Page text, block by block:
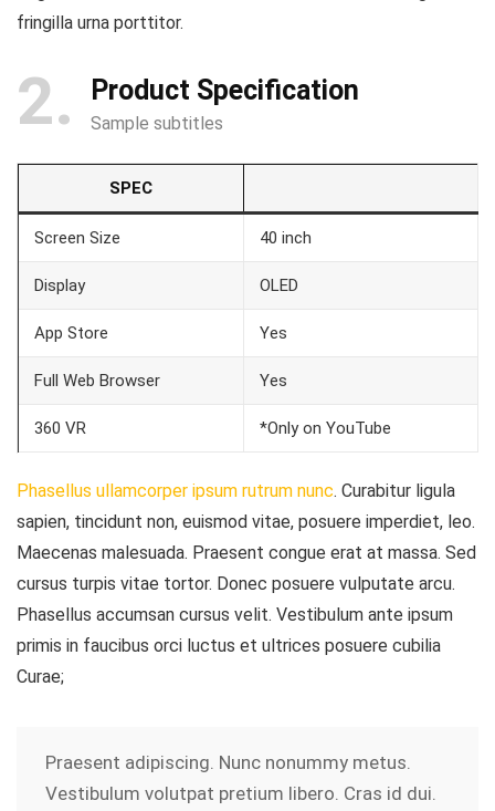
fringilla urna porttitor.
2 Product Specification
Sample subtitles
SPEC
Screen Size 40 inch
Display OLED
App Store Yes
Full Web Browser Yes
360 VR *Only on YouTube
Phasellus ullamcorper ipsum rutrum nunc. Curabitur ligula
sapien, tincidunt non, euismod vitae, posuere imperdiet, leo.
Maecenas malesuada. Praesent congue erat at massa. Sed
cursus turpis vitae tortor. Donec posuere vulputate arcu.
Phasellus accumsan cursus velit. Vestibulum ante ipsum
primis in faucibus orci luctus et ultrices posuere cubilia
Curae;
Praesent adipiscing. Nunc nonummy metus.
Vestibulum volutpat pretium libero. Cras id dui.